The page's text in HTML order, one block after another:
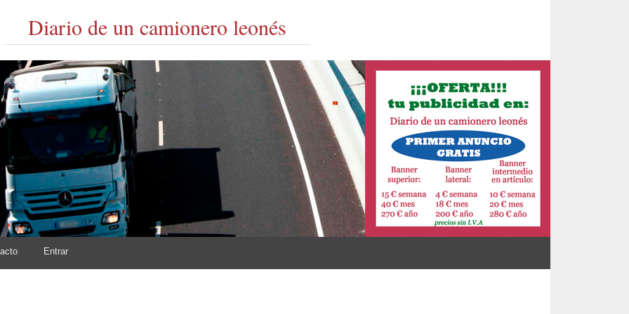
Diario de un camionero leonés
Entrar